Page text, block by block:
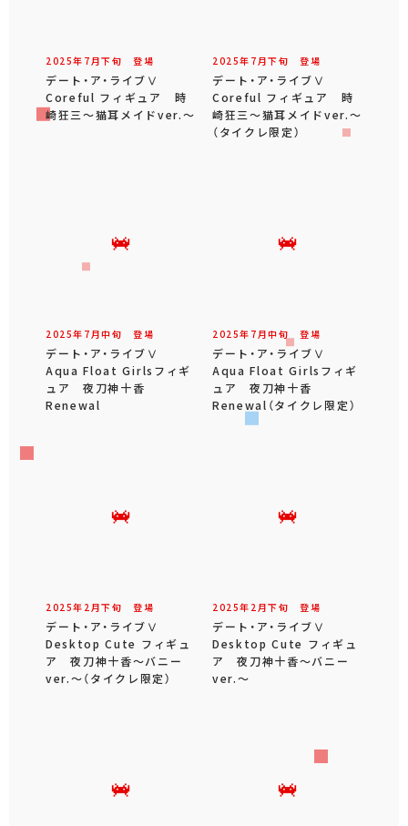
2025年 7 月下旬 登場
デート・ア・ライブⅤ
Coreful フィギュア 時
崎狂三～猫耳メイドver.～
2025年 7 月下旬 登場
デート・ア・ライブⅤ
Coreful フィギュア 時
崎狂三～猫耳メイドver.～
（タイクレ限定）
2025年 7 月中旬 登場
デート・ア・ライブⅤ
Aqua Float Girlsフィギ
ュア 夜刀神十香
Renewal
2025年 7 月中旬 登場
デート・ア・ライブⅤ
Aqua Float Girlsフィギ
ュア 夜刀神十香
Renewal（タイクレ限定）
2025年 2 月下旬 登場
デート・ア・ライブⅤ
Desktop Cute フィギュ
ア 夜刀神十香～バニー
ver.～（タイクレ限定）
2025年 2 月下旬 登場
デート・ア・ライブⅤ
Desktop Cute フィギュ
ア 夜刀神十香～バニー
ver.～